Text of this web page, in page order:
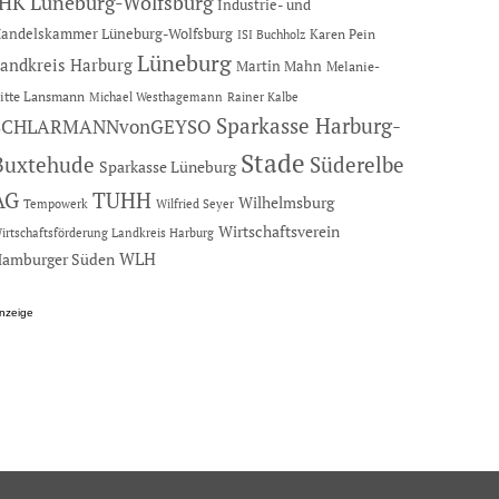
Industrie- und
Lüneburg-Wolfsburg ISI Buchholz Karen Pein
Harburg Lüneburg Martin Mahn Melanie-
Lansmann Michael Westhagemann Rainer Kalbe
Sparkasse Harburg-
Sparkasse Lüneburg Stade Süderelbe
Tempowerk TUHH Wilfried Seyer Wilhelmsburg
Landkreis Harburg Wirtschaftsverein
Süden WLH